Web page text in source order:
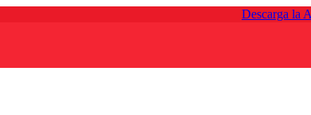
Descarga la